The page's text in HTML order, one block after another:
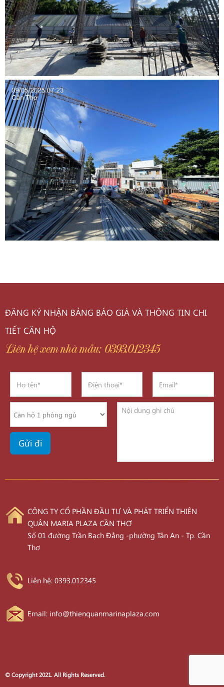
ĐĂNG KÝ NHẬN BẢNG BÁO GIÁ VÀ THÔNG TIN CHI
TIẾT CĂN HỘ
Liên hệ xem nhà mẫu: 0393.012345
CÔNG TY CỔ PHẦN ĐẦU TƯ VÀ PHÁT TRIỂN THIÊN
QUÂN MARIA PLAZA CẦN THƠ
Số 01 đường Trần Bạch Đằng -phường Tân An - Tp. Cần
Thơ
Liên hệ: 0393.012345
Email: info@thienquanmarinaplaza.com
© Copyright 2021. All Rights Reserved.